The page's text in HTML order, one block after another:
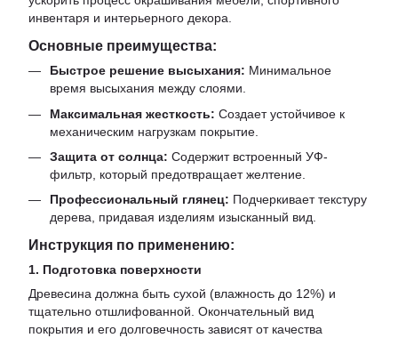
инвентаря и интерьерного декора.
Основные преимущества:
Быстрое решение высыхания: Минимальное
время высыхания между слоями.
Максимальная жесткость: Создает устойчивое к
механическим нагрузкам покрытие.
Защита от солнца: Содержит встроенный УФ-
фильтр, который предотвращает желтение.
Профессиональный глянец: Подчеркивает текстуру
дерева, придавая изделиям изысканный вид.
Инструкция по применению:
1. Подготовка поверхности
Древесина должна быть сухой (влажность до 12%) и
тщательно отшлифованной. Окончательный вид
покрытия и его долговечность зависят от качества